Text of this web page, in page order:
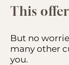
This
But no
many other
you.